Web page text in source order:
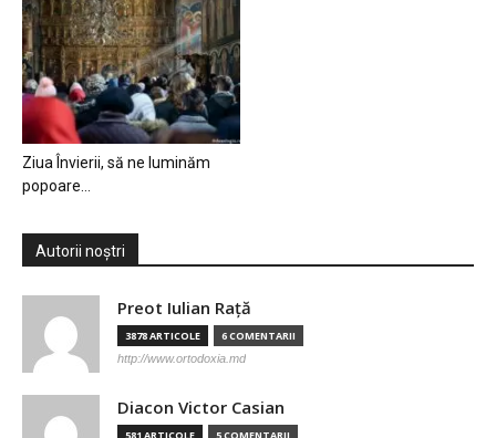
Ziua Învierii, să ne luminăm
popoare…
Autorii noștri
Preot Iulian Raţă
3878 ARTICOLE 6 COMENTARII
http://www.ortodoxia.md
Diacon Victor Casian